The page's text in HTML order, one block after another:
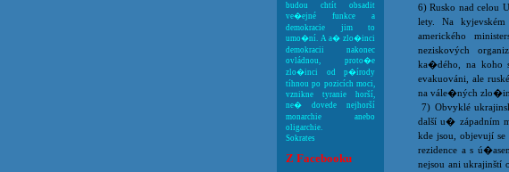
6) Rusko nad celou
lety. Na
amerického
neziskových
ka�dého, na koho
evakuováni, ale
na vále�ných
7) Obvyklé
další u� západním
kde jsou, objevují
rezidence a s
nejsou ani ukrajinští
budou chtít obsadit
ve�ejné funkce a
demokracie jim to
umo�ní. A a� zlo�inci
demokracii nakonec
ovládnou, proto�e
zlo�inci od p�írody
tíhnou po pozicích moci,
vznikne tyranie horší,
ne� dovede nejhorší
monarchie anebo
oligarchie.
Sokrates
Z Facebooku